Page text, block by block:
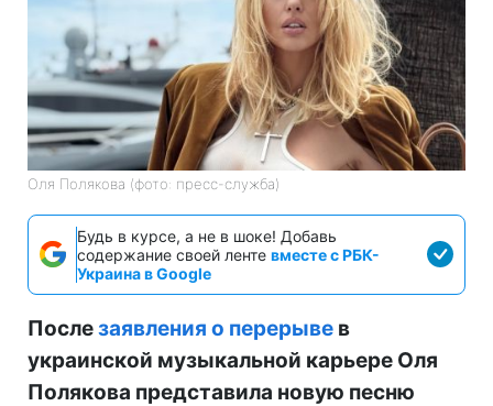
Оля Полякова (фото: пресс-служба)
Будь в курсе, а не в шоке! Добавь
содержание своей ленте вместе с РБК-
Украина в Google
Послезаявления о перерыве в
украинской музыкальной карьере Оля
Полякова представила новую песню